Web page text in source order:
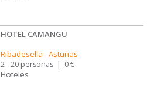
HOTEL CAMANGU
Ribadesella -Asturias
2 - 20 personas 0 €
Hoteles